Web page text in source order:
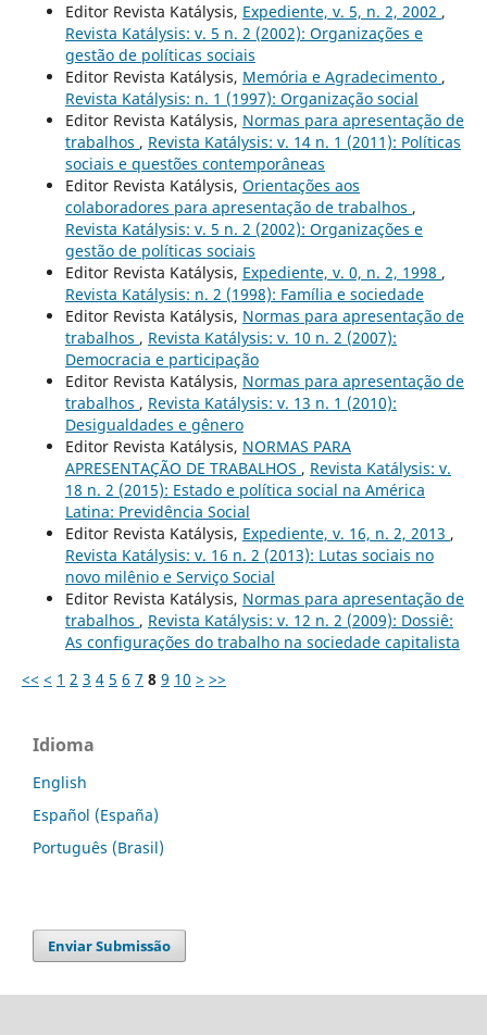
Editor Revista Katálysis, Expediente, v. 5, n. 2, 2002 ,
Revista Katálysis: v. 5 n. 2 (2002): Organizações e
gestão de políticas sociais
Editor Revista Katálysis, Memória e Agradecimento ,
Revista Katálysis: n. 1 (1997): Organização social
Editor Revista Katálysis, Normas para apresentação de
trabalhos , Revista Katálysis: v. 14 n. 1 (2011): Políticas
sociais e questões contemporâneas
Editor Revista Katálysis, Orientações aos
colaboradores para apresentação de trabalhos ,
Revista Katálysis: v. 5 n. 2 (2002): Organizações e
gestão de políticas sociais
Editor Revista Katálysis, Expediente, v. 0, n. 2, 1998 ,
Revista Katálysis: n. 2 (1998): Família e sociedade
Editor Revista Katálysis, Normas para apresentação de
trabalhos , Revista Katálysis: v. 10 n. 2 (2007):
Democracia e participação
Editor Revista Katálysis, Normas para apresentação de
trabalhos , Revista Katálysis: v. 13 n. 1 (2010):
Desigualdades e gênero
Editor Revista Katálysis, NORMAS PARA
APRESENTAÇÃO DE TRABALHOS , Revista Katálysis: v.
18 n. 2 (2015): Estado e política social na América
Latina: Previdência Social
Editor Revista Katálysis, Expediente, v. 16, n. 2, 2013 ,
Revista Katálysis: v. 16 n. 2 (2013): Lutas sociais no
novo milênio e Serviço Social
Editor Revista Katálysis, Normas para apresentação de
trabalhos , Revista Katálysis: v. 12 n. 2 (2009): Dossiê:
As configurações do trabalho na sociedade capitalista
<< < 1 2 3 4 5 6 7 8 9 10 > >>
Idioma
English
Español (España)
Português (Brasil)
Enviar Submissão